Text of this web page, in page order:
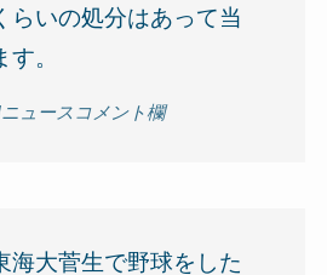
らいの処分はあって当
。
ュースコメント欄
海大菅生で野球をした